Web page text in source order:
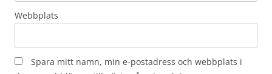
Webbplats
Spara mitt namn, min e-postadress och webbplats i